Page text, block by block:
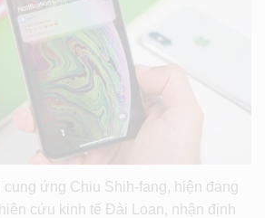
cung ứng Chiu Shih-fang, hiện đang
cứu kinh tế Đài Loan, nhận định